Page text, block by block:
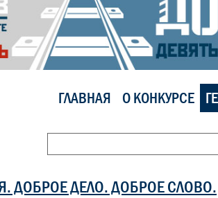
ГЛАВНАЯ О КОНКУРСЕ
ДОБРОЕ ДЕЛО. ДОБРОЕ СЛОВО.